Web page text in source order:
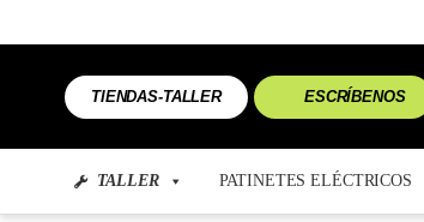
TIENDAS-TALLER ESCRÍBENOS
TALLER PATINETES ELÉCTRICOS